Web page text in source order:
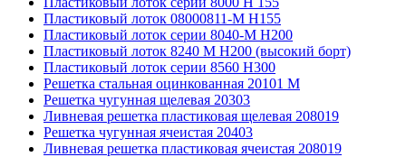
Пластиковый лоток 08000811-М H155
Пластиковый лоток серии 8040-М H200
Пластиковый лоток 8240 M H200 (высокий борт)
Пластиковый лоток серии 8560 Н300
Решетка стальная оцинкованная 20101 М
Решетка чугунная щелевая 20303
Ливневая решетка пластиковая щелевая 208019
Решетка чугунная ячеистая 20403
Ливневая решетка пластиковая ячеистая 208019